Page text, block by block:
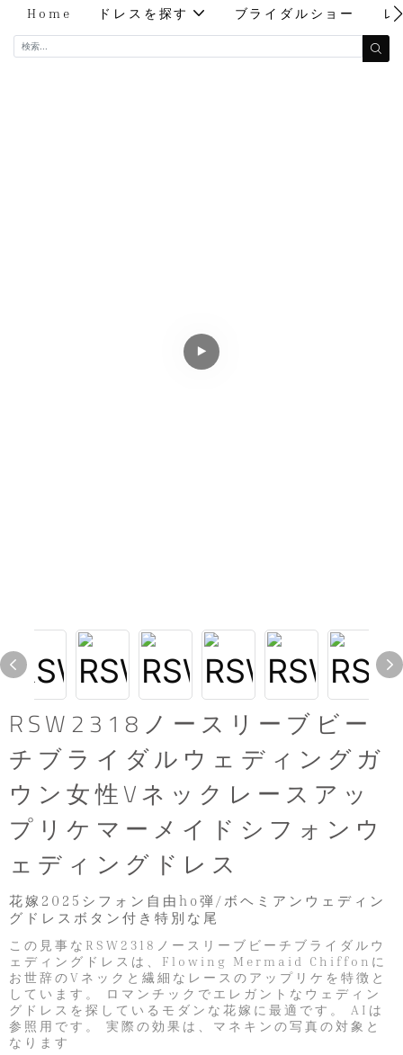
Home ドレスを探す ブライダルショー レ
RSW2318ノースリーブビー
チブライダルウェディングガ
ウン女性Vネックレースアッ
プリケマーメイドシフォンウ
ェディングドレス
花嫁2025シフォン自由ho弾/ボヘミアンウェディン
グドレスボタン付き特別な尾
この見事なRSW2318ノースリーブビーチブライダルウ
ェディングドレスは、Flowing Mermaid Chiffonに
お世辞のVネックと繊細なレースのアップリケを特徴と
しています。 ロマンチックでエレガントなウェディン
グドレスを探しているモダンな花嫁に最適です。 AIは
参照用です。 実際の効果は、マネキンの写真の対象と
なります